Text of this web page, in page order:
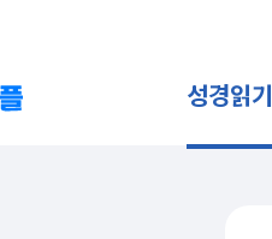
성경읽기